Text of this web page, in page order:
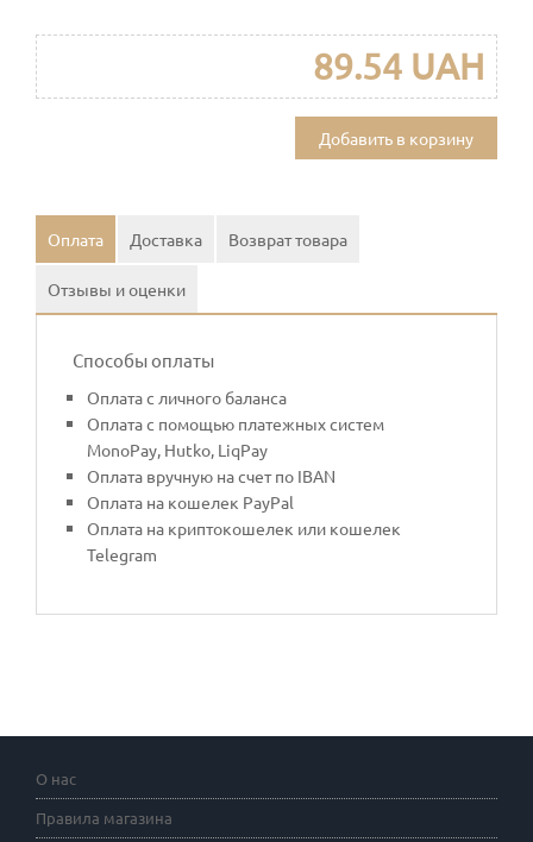
89.54 UAH
Добавить в корзину
Оплата Доставка Возврат товара
Отзывы и оценки
Способы оплаты
Оплата с личного баланса
Оплата с помощью платежных систем
MonoPay, Hutko, LiqPay
Оплата вручную на счет по IBAN
Оплата на кошелек PayPal
Оплата на криптокошелек или кошелек
Telegram
О нас
Правила магазина